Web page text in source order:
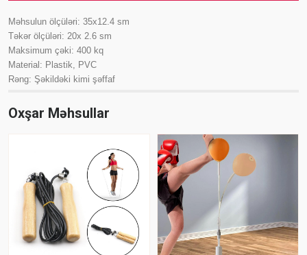
Məhsulun ölçüləri: 35x12.4 sm
Təkər ölçüləri: 20x 2.6 sm
Maksimum çəki: 400 kq
Material: Plastik, PVC
Rəng: Şəkildəki kimi şəffaf
Oxşar Məhsullar